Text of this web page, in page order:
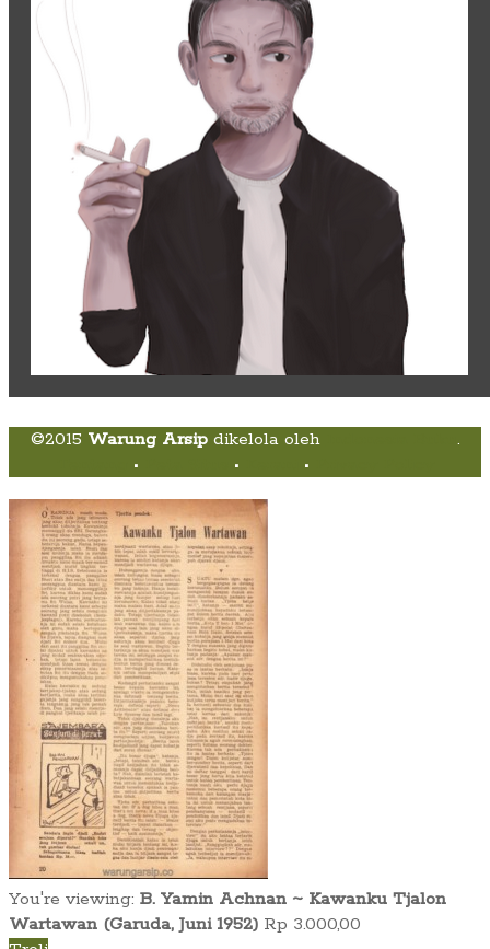
©2015 Warung Arsipdikelola oleh
.
• • •
You're viewing: B. Yamin Achnan ~ Kawanku Tjalon
Wartawan (Garuda, Juni 1952) Rp 3.000,00